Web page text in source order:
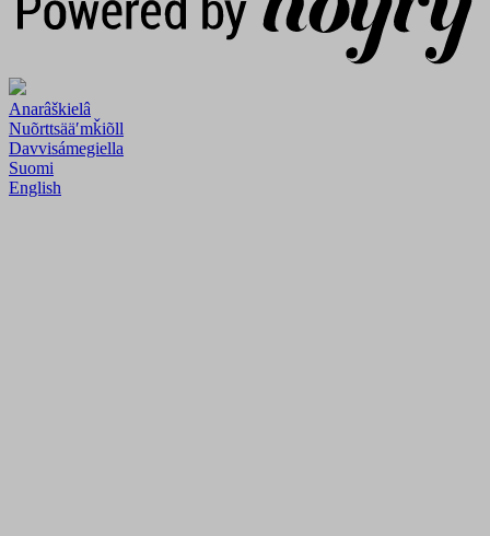
Anarâškielâ
Nuõrttsääʹmǩiõll
Davvisámegiella
Suomi
English